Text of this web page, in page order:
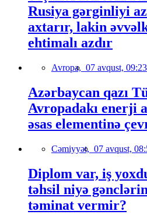
Rusiya gərginliyi
axtarır, lakin
ehtimalı azdır
Avropa, 07 avqust, 09:23
Azərbaycan qazı
Avropadakı enerji
əsas elementinə
Cəmiyyət, 07 avqust,
Diplom var, iş
təhsil niyə
təminat vermir?